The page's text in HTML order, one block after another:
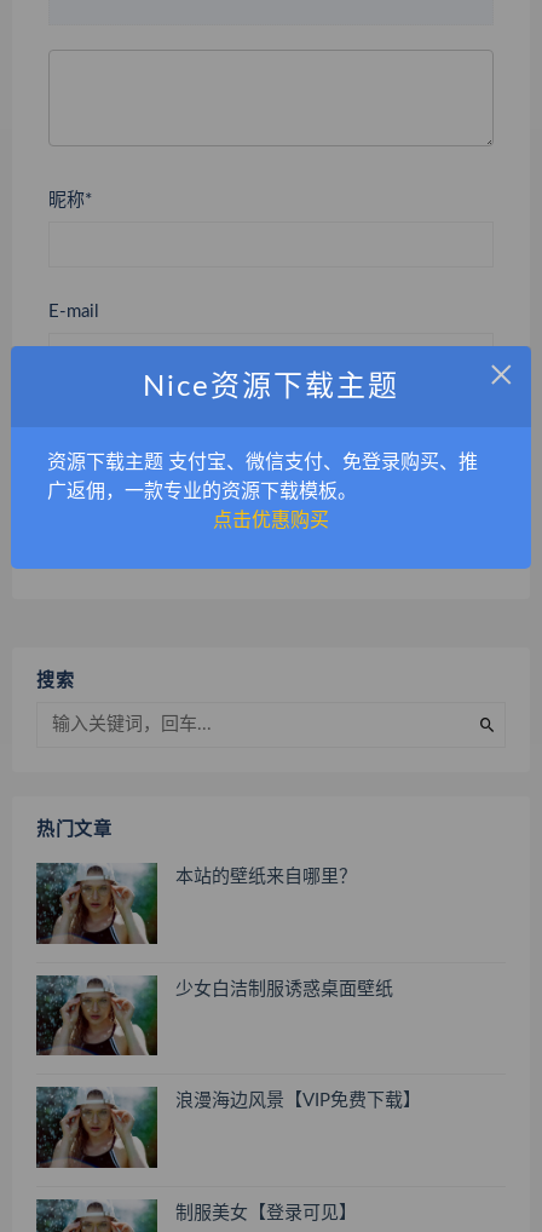
昵称*
E-mail
网站
搜索
热门文章
本站的壁纸来自哪里？
少女白洁制服诱惑桌面壁纸
浪漫海边风景【VIP免费下载】
制服美女【登录可见】
×
Nice资源下载主题
资源下载主题 支付宝、微信支付、免登录购买、推
广返佣，一款专业的资源下载模板。
点击优惠购买